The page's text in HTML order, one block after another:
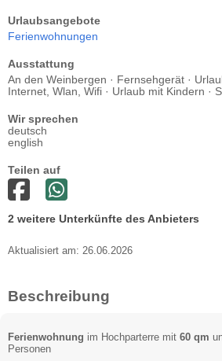
Urlaubsangebote
Ferienwohnungen
Ausstattung
An den Weinbergen · Fernsehgerät ·
Internet, Wlan, Wifi · Urlaub mit Kindern ·
Wir sprechen
deutsch
english
Teilen auf
2 weitere Unterkünfte des Anbieters
Aktualisiert am: 26.06.2026
Beschreibung
Ferienwohnung im Hochparterre mit 60 qm
Personen